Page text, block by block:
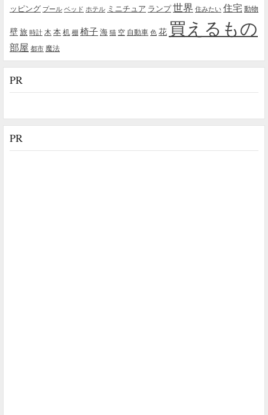
ッピング プール ベッド ホテル ミニチュア ランプ世界 住みたい 住宅 動物
壁旅 時計 木 本机 棚 椅子海 猫 空 自動車 色 花 買えるもの
部屋 都市 魔法
PR
PR